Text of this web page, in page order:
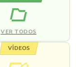
VER TODOS
VÍDEOS